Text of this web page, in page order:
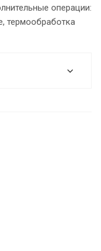
операции:
термообработка